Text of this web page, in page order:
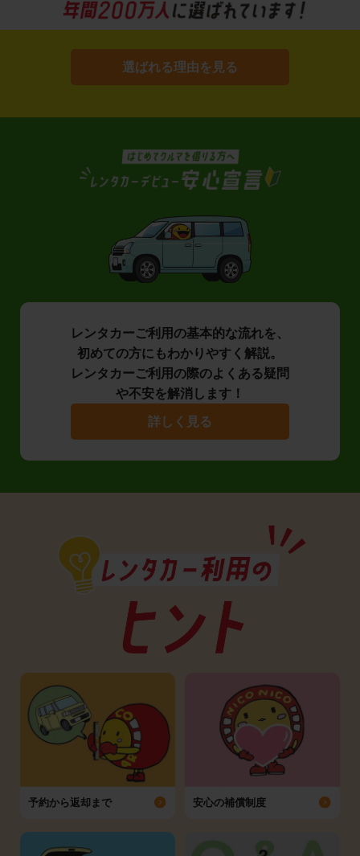
選ばれる理由を見る
レンタカーご利用の基本的な流れを、
初めての方にもわかりやすく解説。
レンタカーご利用の際のよくある疑問
や不安を解消します！
詳しく見る
予約から返却まで 安心の補償制度